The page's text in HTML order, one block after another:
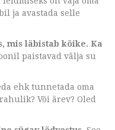
ja avastada selle
mis läbistab kõike. Ka
paistavad välja su
ehk tunnetada oma
Või ärev? Oled